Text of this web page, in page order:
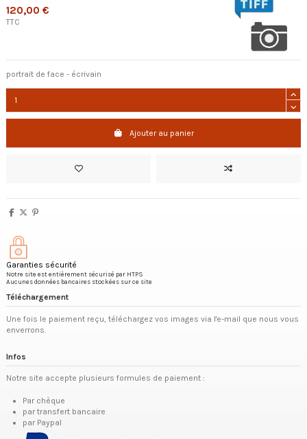
120,00 €
TTC
portrait de face - écrivain
Ajouter au panier
Garanties sécurité
Notre site est entièrement sécurisé par HTPS
Aucunes données bancaires stockées sur ce site
Téléchargement
Une fois le paiement reçu, téléchargez vos images via l'e-mail que nous vous
enverrons.
Infos
Notre site accepte plusieurs formules de paiement :
Par chèque
par transfert bancaire
par Paypal